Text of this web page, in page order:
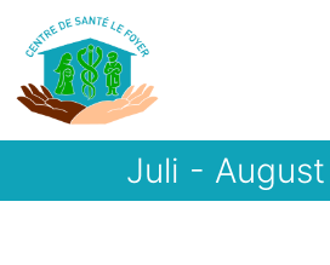
Inhalt
springen
Juli -